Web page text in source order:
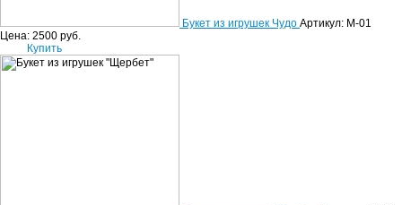
Букет из игрушек Чудо Артикул: М-01
Цена: 2500 руб.
Купить